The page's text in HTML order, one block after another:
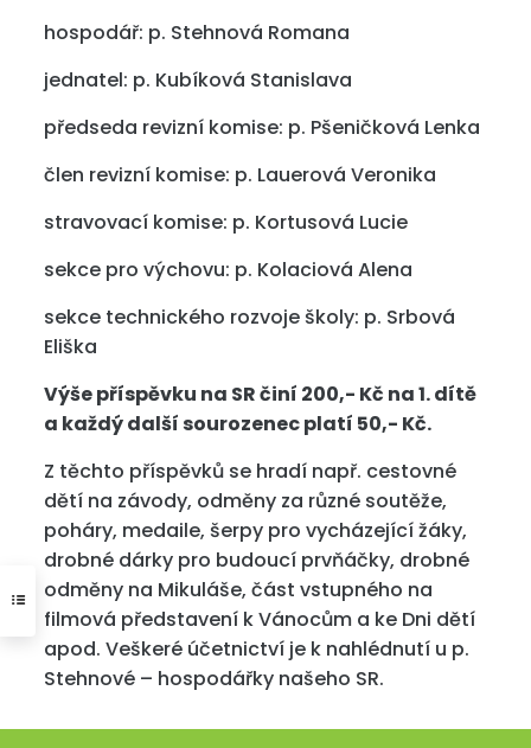
hospodář: p. Stehnová Romana
jednatel: p. Kubíková Stanislava
předseda revizní komise: p. Pšeničková Lenka
člen revizní komise: p. Lauerová Veronika
stravovací komise: p. Kortusová Lucie
sekce pro výchovu: p. Kolaciová Alena
sekce technického rozvoje školy: p. Srbová
Eliška
Výše příspěvku na SR činí 200,- Kč na 1. dítě
a každý další sourozenec platí 50,- Kč.
Z těchto příspěvků se hradí např. cestovné
dětí na závody, odměny za různé soutěže,
poháry, medaile, šerpy pro vycházející žáky,
drobné dárky pro budoucí prvňáčky, drobné
odměny na Mikuláše, část vstupného na
filmová představení k Vánocům a ke Dni dětí
apod. Veškeré účetnictví je k nahlédnutí u p.
Stehnové – hospodářky našeho SR.